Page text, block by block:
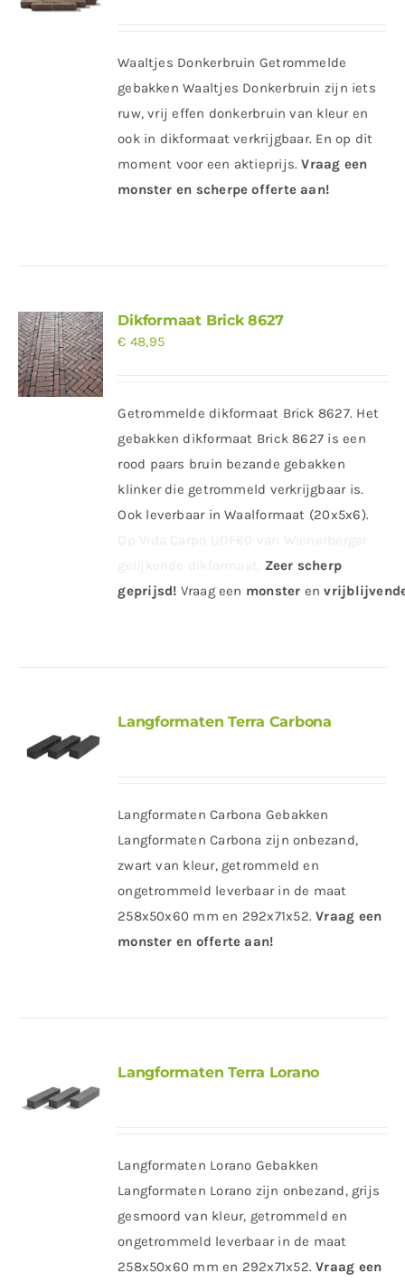
Waaltjes Donkerbruin Getrommelde
gebakken Waaltjes Donkerbruin zijn iets
ruw, vrij effen donkerbruin van kleur en
ook in dikformaat verkrijgbaar. En op dit
moment voor een aktieprijs.Vraag een
monster en scherpe offerte aan!
Dikformaat Brick 8627
€ 48,95
Getrommelde dikformaat Brick 8627. Het
gebakken dikformaat Brick 8627 is een
rood paars bruin bezande gebakken
klinker die getrommeld verkrijgbaar is.
Ook leverbaar in Waalformaat (20x5x6).
Zeer scherp
geprijsd! Vraag een monster en
Langformaten Terra Carbona
Langformaten Carbona Gebakken
Langformaten Carbona zijn onbezand,
zwart van kleur, getrommeld en
ongetrommeld leverbaar in de maat
258x50x60 mm en 292x71x52.Vraag een
monster en offerte aan!
Langformaten Terra Lorano
Langformaten Lorano Gebakken
Langformaten Lorano zijn onbezand, grijs
gesmoord van kleur, getrommeld en
ongetrommeld leverbaar in de maat
258x50x60 mm en 292x71x52.Vraag een